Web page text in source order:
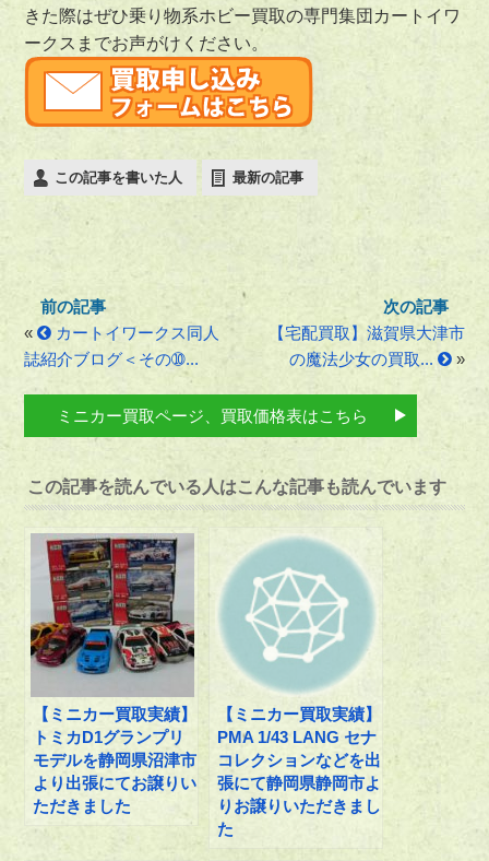
きた際はぜひ乗り物系ホビー買取の専門集団カートイワ
ークスまでお声がけください。
この記事を書いた人 最新の記事
«
カートイワークス同人
誌紹介ブログ＜その➉...
【宅配買取】滋賀県大津市
の魔法少女の買取...
»
ミニカー買取ページ、買取価格表はこちら
この記事を読んでいる人はこんな記事も読んでいます
【ミニカー買取実績】
トミカD1グランプリ
モデルを静岡県沼津市
より出張にてお譲りい
ただきました
【ミニカー買取実績】
PMA 1/43 LANG セナ
コレクションなどを出
張にて静岡県静岡市よ
りお譲りいただきまし
た